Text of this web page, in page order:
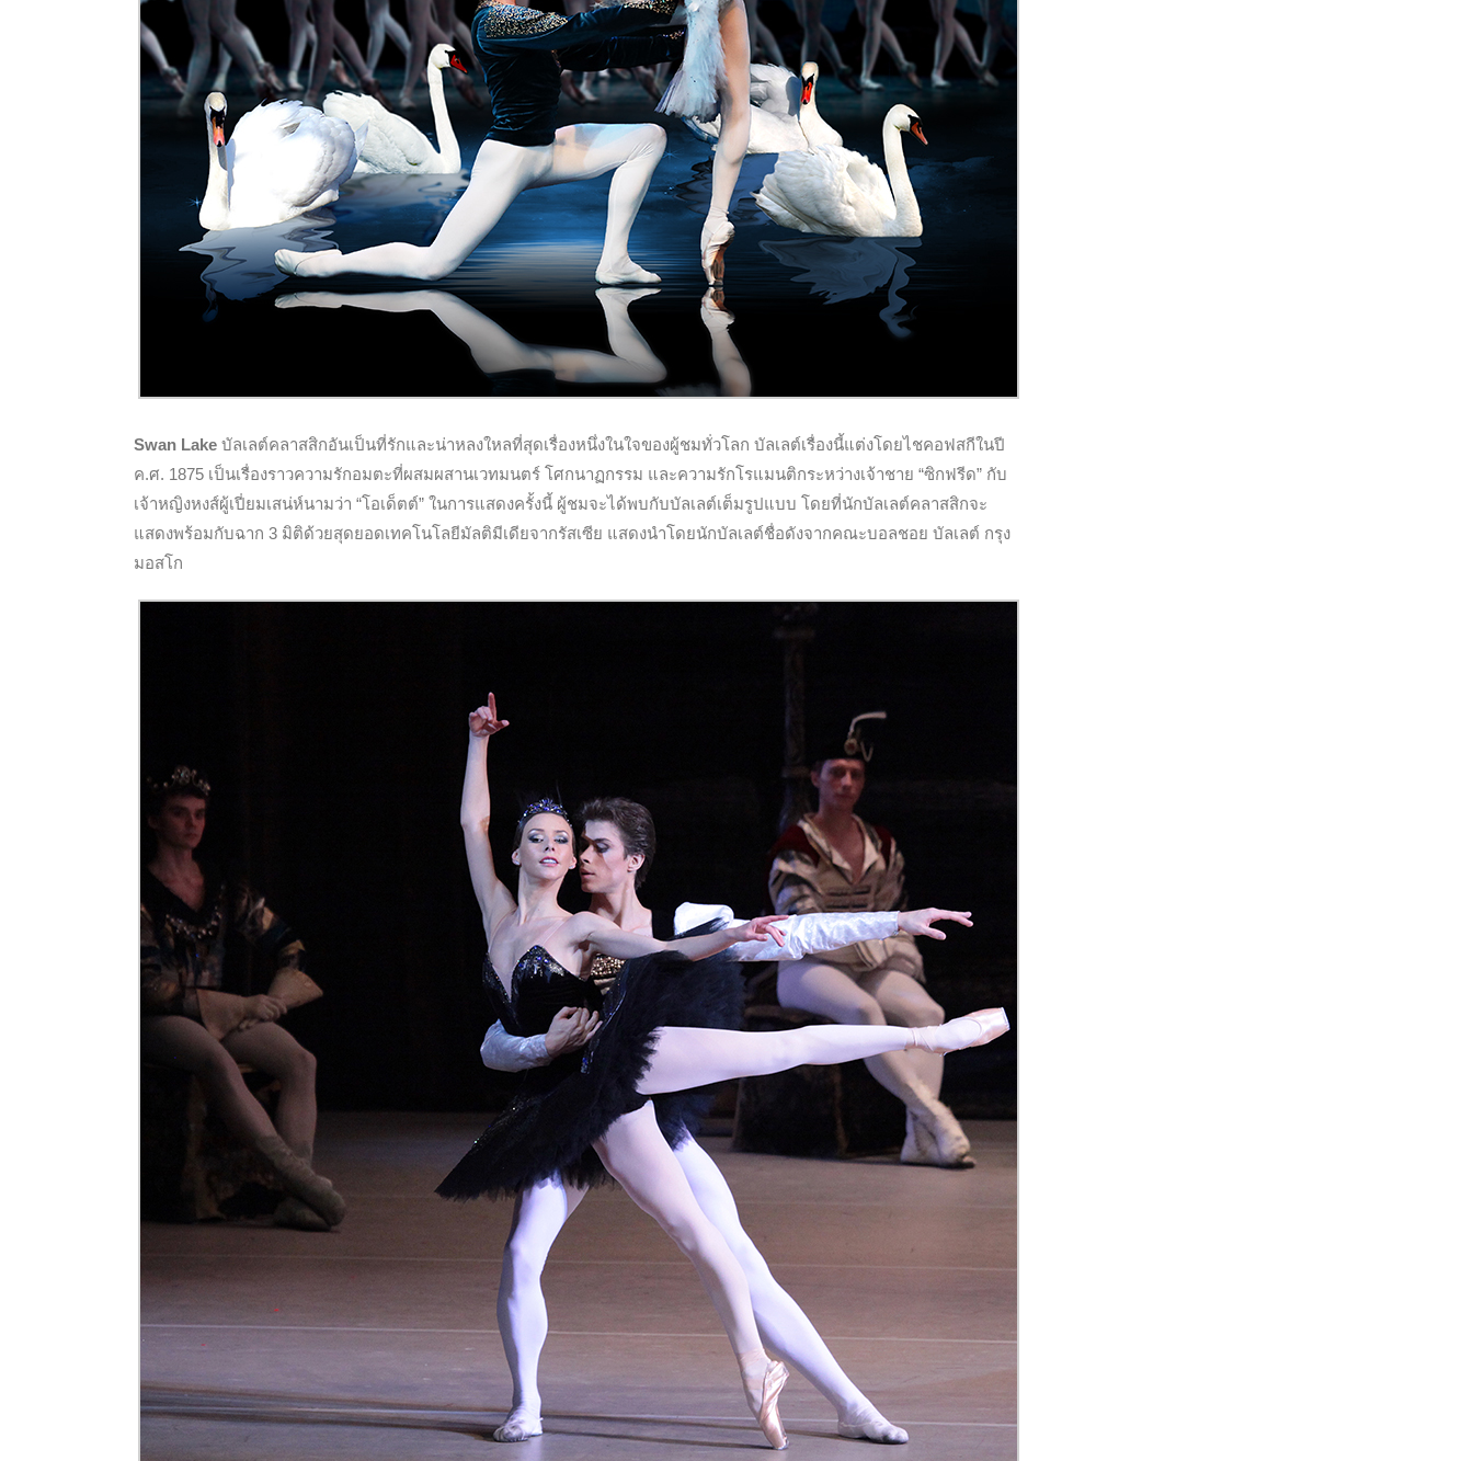
Swan Lake บัลเลต์คลาสสิกอันเป็นที่รักและน่าหลงใหลที่สุดเรื่องหนึ่งในใจของผู้ชมทั่วโลก บัลเลต์เรื่องนี้แต่งโดยไชคอฟสกีในปี
ค.ศ. 1875 เป็นเรื่องราวความรักอมตะที่ผสมผสานเวทมนตร์ โศกนาฏกรรม และความรักโรแมนติกระหว่างเจ้าชาย “ซิกฟรีด” กับ
เจ้าหญิงหงส์ผู้เปี่ยมเสน่ห์นามว่า “โอเด็ตต์” ในการแสดงครั้งนี้ ผู้ชมจะได้พบกับบัลเลต์เต็มรูปแบบ โดยที่นักบัลเลต์คลาสสิกจะ
แสดงพร้อมกับฉาก 3 มิติด้วยสุดยอดเทคโนโลยีมัลติมีเดียจากรัสเซีย แสดงนำโดยนักบัลเลต์ชื่อดังจากคณะบอลชอย บัลเลต์ กรุง
มอสโก